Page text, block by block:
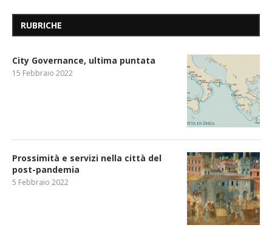
RUBRICHE
City Governance, ultima puntata
15 Febbraio 2022
Prossimità e servizi nella città del
post-pandemia
5 Febbraio 2022